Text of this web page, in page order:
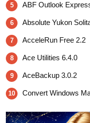
5 ABF Outlook
6 Absolute Yukon
7 AcceleRun Free 2.2
8 Ace Utilities 6.4.0
9 AceBackup 3.0.2
10 Convert Windows